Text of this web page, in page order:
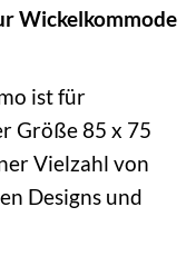
Wickelkommode
ist für
Größe 85 x 75
Vielzahl von
Designs und